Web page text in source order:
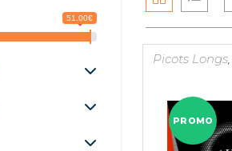
51.00€
Picots Longs,
PROMO